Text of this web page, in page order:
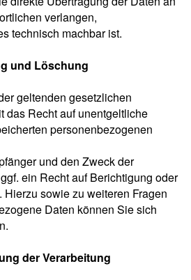
verlangen,
technisch machbar ist.
und Löschung
geltenden gesetzlichen
das Recht auf unentgeltliche
personenbezogenen
und den Zweck der
ein Recht auf Berichtigung oder
sowie zu weiteren Fragen
Daten können Sie sich
der Verarbeitung